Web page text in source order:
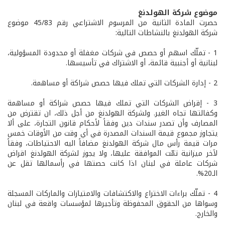
موضوع شركة الهولدنغ
حصرت المادة الثانية من المرسوم الاشتراعي رقم 45/83 موضوع
شركة الهولدنغ بالنشاطات التالية:
1­ - تملّك اسهم أو حصص في شركات مغفلة أو محدودة المسؤولية،
لبنانية أو أجنبية قائمة، أو الاشتراك في تأسيسها.
2­ - إدارة الشركات التي تملك فيها حصص شراكة أو مساهمة.
3­ - إقراض الشركات التي تملك فيها حصص شراكة أو مساهمة
وكفالتها تجاه الغير. ولشركة الهولدنغ من أجل ذلك، ان تقترض من
المصارف وأن تصدر سندات دين وفقاً لأحكام قانون التجارة، على ألا
يتجاوز مجموع قيمة السندات المصدرة في أي وقت من الأوقات خمس
مرات قيمة رأس مال شركة الهولدنغ مضافاً اليه الاحتياطات، وفقاً
لآخر ميزانية تمّت الموافقة عليها، ولا يجوز لشركة الهولدنغ اقراض
شركات عاملة في لبنان اذا كانت حصتها في رأسمالها تقل عن
الـ20%.
4­ - تملّك براءات الاختراع والاكتشافات والامتيازات والماركات المسجلة
وسواها من الحقوق المحفوظة وتأجيرها لمؤسسات واقعة في لبنان
والخارج.